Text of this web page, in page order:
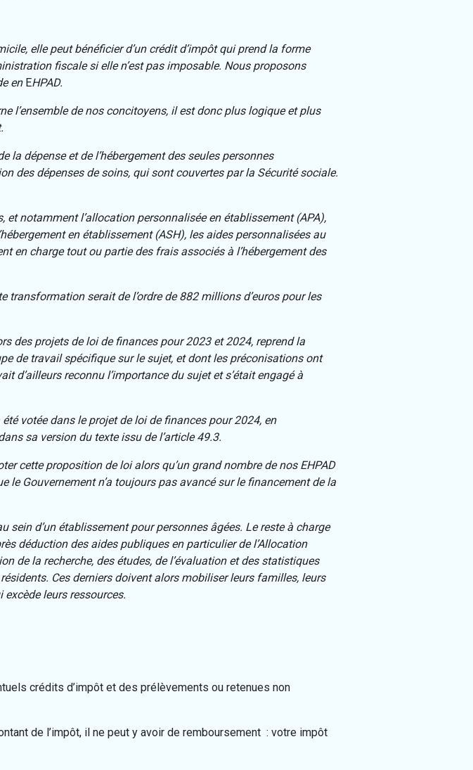
elle peut bénéficier d’un crédit d’impôt qui prend la forme
fiscale si elle n’est pas imposable. Nous proposons
en EHPAD.
l’ensemble de nos concitoyens, il est donc plus logique et plus
la dépense et de l’hébergement des seules personnes
des dépenses de soins, qui sont couvertes par la Sécurité sociale.
et notamment l’allocation personnalisée en établissement (APA),
en établissement (ASH), les aides personnalisées au
en charge tout ou partie des frais associés à l’hébergement des
transformation serait de l’ordre de 882 millions d’euros pour les
des projets de loi de finances pour 2023 et 2024, reprend la
de travail spécifique sur le sujet, et dont les préconisations ont
d’ailleurs reconnu l’importance du sujet et s’était engagé à
votée dans le projet de loi de finances pour 2024, en
sa version du texte issu de l’article 49.3.
cette proposition de loi alors qu’un grand nombre de nos EHPAD
Gouvernement n’a toujours pas avancé sur le financement de la
sein d’un établissement pour personnes âgées. Le reste à charge
déduction des aides publiques en particulier de l’Allocation
de la recherche, des études, de l’évaluation et des statistiques
Ces derniers doivent alors mobiliser leurs familles, leurs
leurs ressources.
crédits d’impôt et des prélèvements ou retenues non
de l’impôt, il ne peut y avoir de remboursement : votre impôt